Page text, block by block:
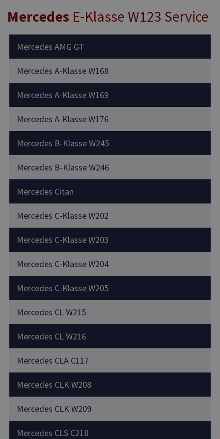
Mercedes E-Klasse W123 Service
Mercedes AMG GT
Mercedes A-Klasse W168
Mercedes A-Klasse W169
Mercedes A-Klasse W176
Mercedes B-Klasse W245
Mercedes B-Klasse W246
Mercedes Citan
Mercedes C-Klasse W202
Mercedes C-Klasse W203
Mercedes C-Klasse W204
Mercedes C-Klasse W205
Mercedes CL W215
Mercedes CL W216
Mercedes CLA C117
Mercedes CLK W208
Mercedes CLK W209
Mercedes CLS C218